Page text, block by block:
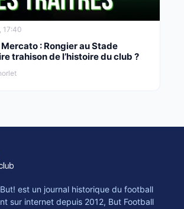
17:40
Mercato : Rongier au Stade
trahison de l’histoire du club ?
est un journal historique du football
sur internet depuis 2012, But Football